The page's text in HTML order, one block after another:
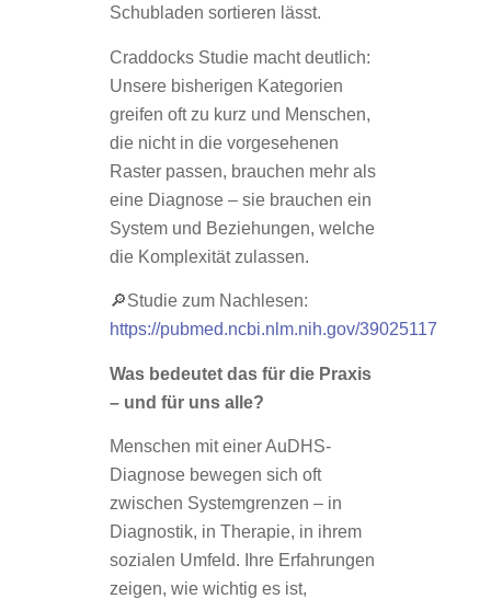
Schubladen sortieren lässt.
Craddocks Studie macht deutlich:
Unsere bisherigen Kategorien
greifen oft zu kurz und Menschen,
die nicht in die vorgesehenen
Raster passen, brauchen mehr als
eine Diagnose – sie brauchen ein
System und Beziehungen, welche
die Komplexität zulassen.
🔎Studie zum Nachlesen:
https://pubmed.ncbi.nlm.nih.gov/39025117
Was bedeutet das für die Praxis
– und für uns alle?
Menschen mit einer AuDHS-
Diagnose bewegen sich oft
zwischen Systemgrenzen – in
Diagnostik, in Therapie, in ihrem
sozialen Umfeld. Ihre Erfahrungen
zeigen, wie wichtig es ist,